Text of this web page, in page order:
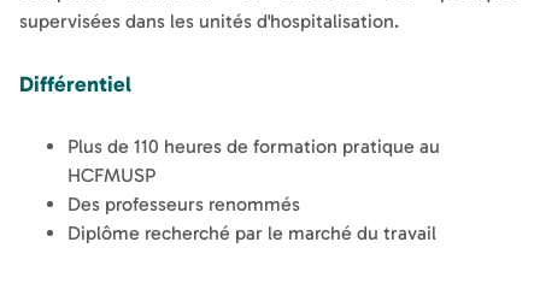
supervisées dans les unités d'hospitalisation.
Différentiel
Plus de 110 heures de formation pratique au
HCFMUSP
Des professeurs renommés
Diplôme recherché par le marché du travail